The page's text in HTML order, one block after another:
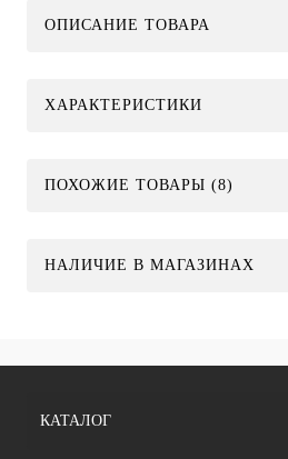
ОПИСАНИЕ ТОВАРА
ХАРАКТЕРИСТИКИ
ПОХОЖИЕ ТОВАРЫ (8)
НАЛИЧИЕ В МАГАЗИНАХ
КАТАЛОГ